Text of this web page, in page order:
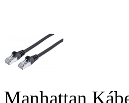
Manhattan